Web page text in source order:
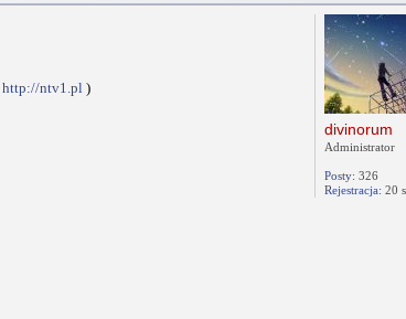
http://ntv1.pl )
divinorum
Administrator
Posty: 326
Rejestracja: 20